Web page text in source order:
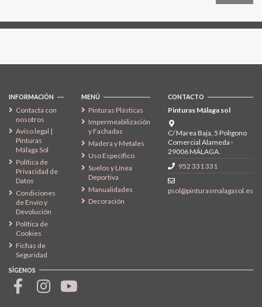
INFORMACIÓN
Contacta con
nosotros
Aviso legal |
Pinturas
Málaga Sol
Política de
Privacidad de
Datos
Condiciones
de Envío y
Devolución
Política de
Cookies
Fichas de
Seguridad
MENÚ
Pinturas Plásticas
Impermeabilización
y Fachadas
Madera y Metales
Uso Específico
Suelos y Línea
Deportiva
Manualidades
Decoración
CONTACTO
Pinturas Málaga sol
C/ Marea Baja, 5 Polígono
Comercial Alameda ·
29006 MÁLAGA.
952 331 331
psol@pinturasmalagasol.es
SÍGENOS